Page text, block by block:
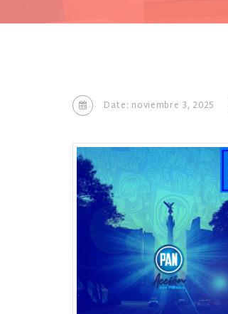
Date: noviembre 3, 2025